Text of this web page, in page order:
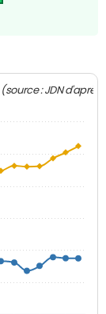
(source : JDN d'après